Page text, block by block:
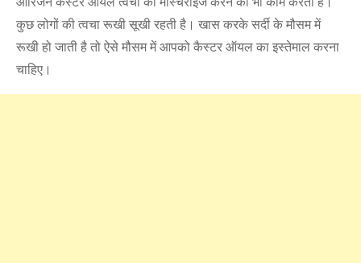
कुछ लोगों की त्वचा रूखी सूखी रहती है। खास करके सर्दी के मौसम में
रूखी हो जाती है तो ऐसे मौसम में आपको कैस्टर ऑयल का इस्तेमाल करना
चाहिए।